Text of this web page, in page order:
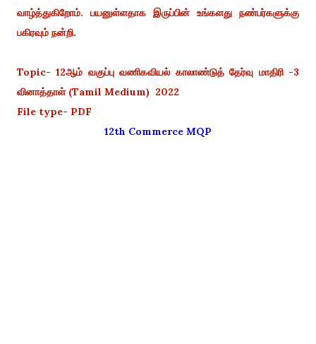
வாழ்த்துகிறோம். பயனுள்ளதாக இருப்பின் உங்களது நண்பர்களுக்கு
பகிரவும் நன்றி.
Topic- 12ஆம் வகுப்பு வணிகவியல் காலாண்டுத் தேர்வு மாதிரி -3
வினாத்தாள் (Tamil Medium) 2022
File type- PDF
12th Commerce MQP